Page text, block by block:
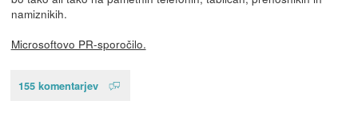
namiznikih.
Microsoftovo PR-sporočilo.
155 komentarjev